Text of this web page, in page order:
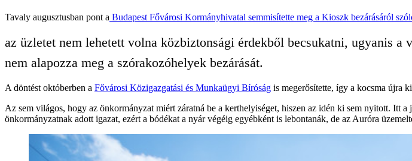
Tavaly augusztusban pont a Budapest Fővárosi Kormányhivatal semmisítette meg a Kioszk bezárásáról
az üzletet nem lehetett volna közbiztonsági érdekből becsukatni, ugyanis
nem alapozza meg a szórakozóhelyek bezárását.
A döntést októberben a Fővárosi Közigazgatási és Munkaügyi Bíróság is megerősítette, így a kocsma újra
Az sem világos, hogy az önkormányzat miért záratná be a kerthelyiséget, hiszen az idén ki sem nyitott. Itt
önkormányzatnak adott igazat, ezért a bódékat a nyár végéig egyébként is lebontanák, de az Auróra